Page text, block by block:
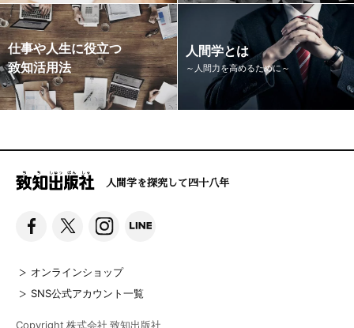
仕事や人生に役立つ
致知活用法
人間学とは
～人間力を高めるために～
人間学を探究して四十八年
オンラインショップ
SNS公式アカウント一覧
Copyright 株式会社 致知出版社